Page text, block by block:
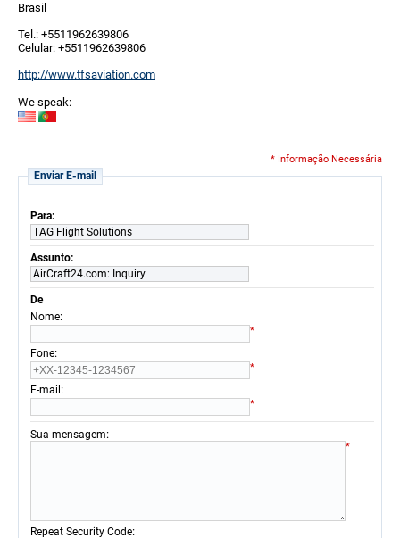
Brasil
Tel.: +5511962639806
Celular: +5511962639806
http://www.tfsaviation.com
We speak:
* Informação Necessária
Enviar E-mail
Para:
TAG Flight Solutions
Assunto:
AirCraft24.com: Inquiry
De
Nome:
*
Fone:
*
E-mail :
*
Sua mensagem:
*
Repeat Security Code: